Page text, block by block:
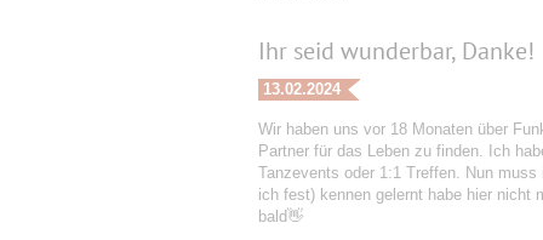
Ihr seid wunderbar, Danke!
13.02.2024
Wir haben uns vor 18 Monaten über
Partner für das Leben zu finden. Ich
Tanzevents oder 1:1 Treffen. Nun
ich fest) kennen gelernt habe hier nicht
bald👋